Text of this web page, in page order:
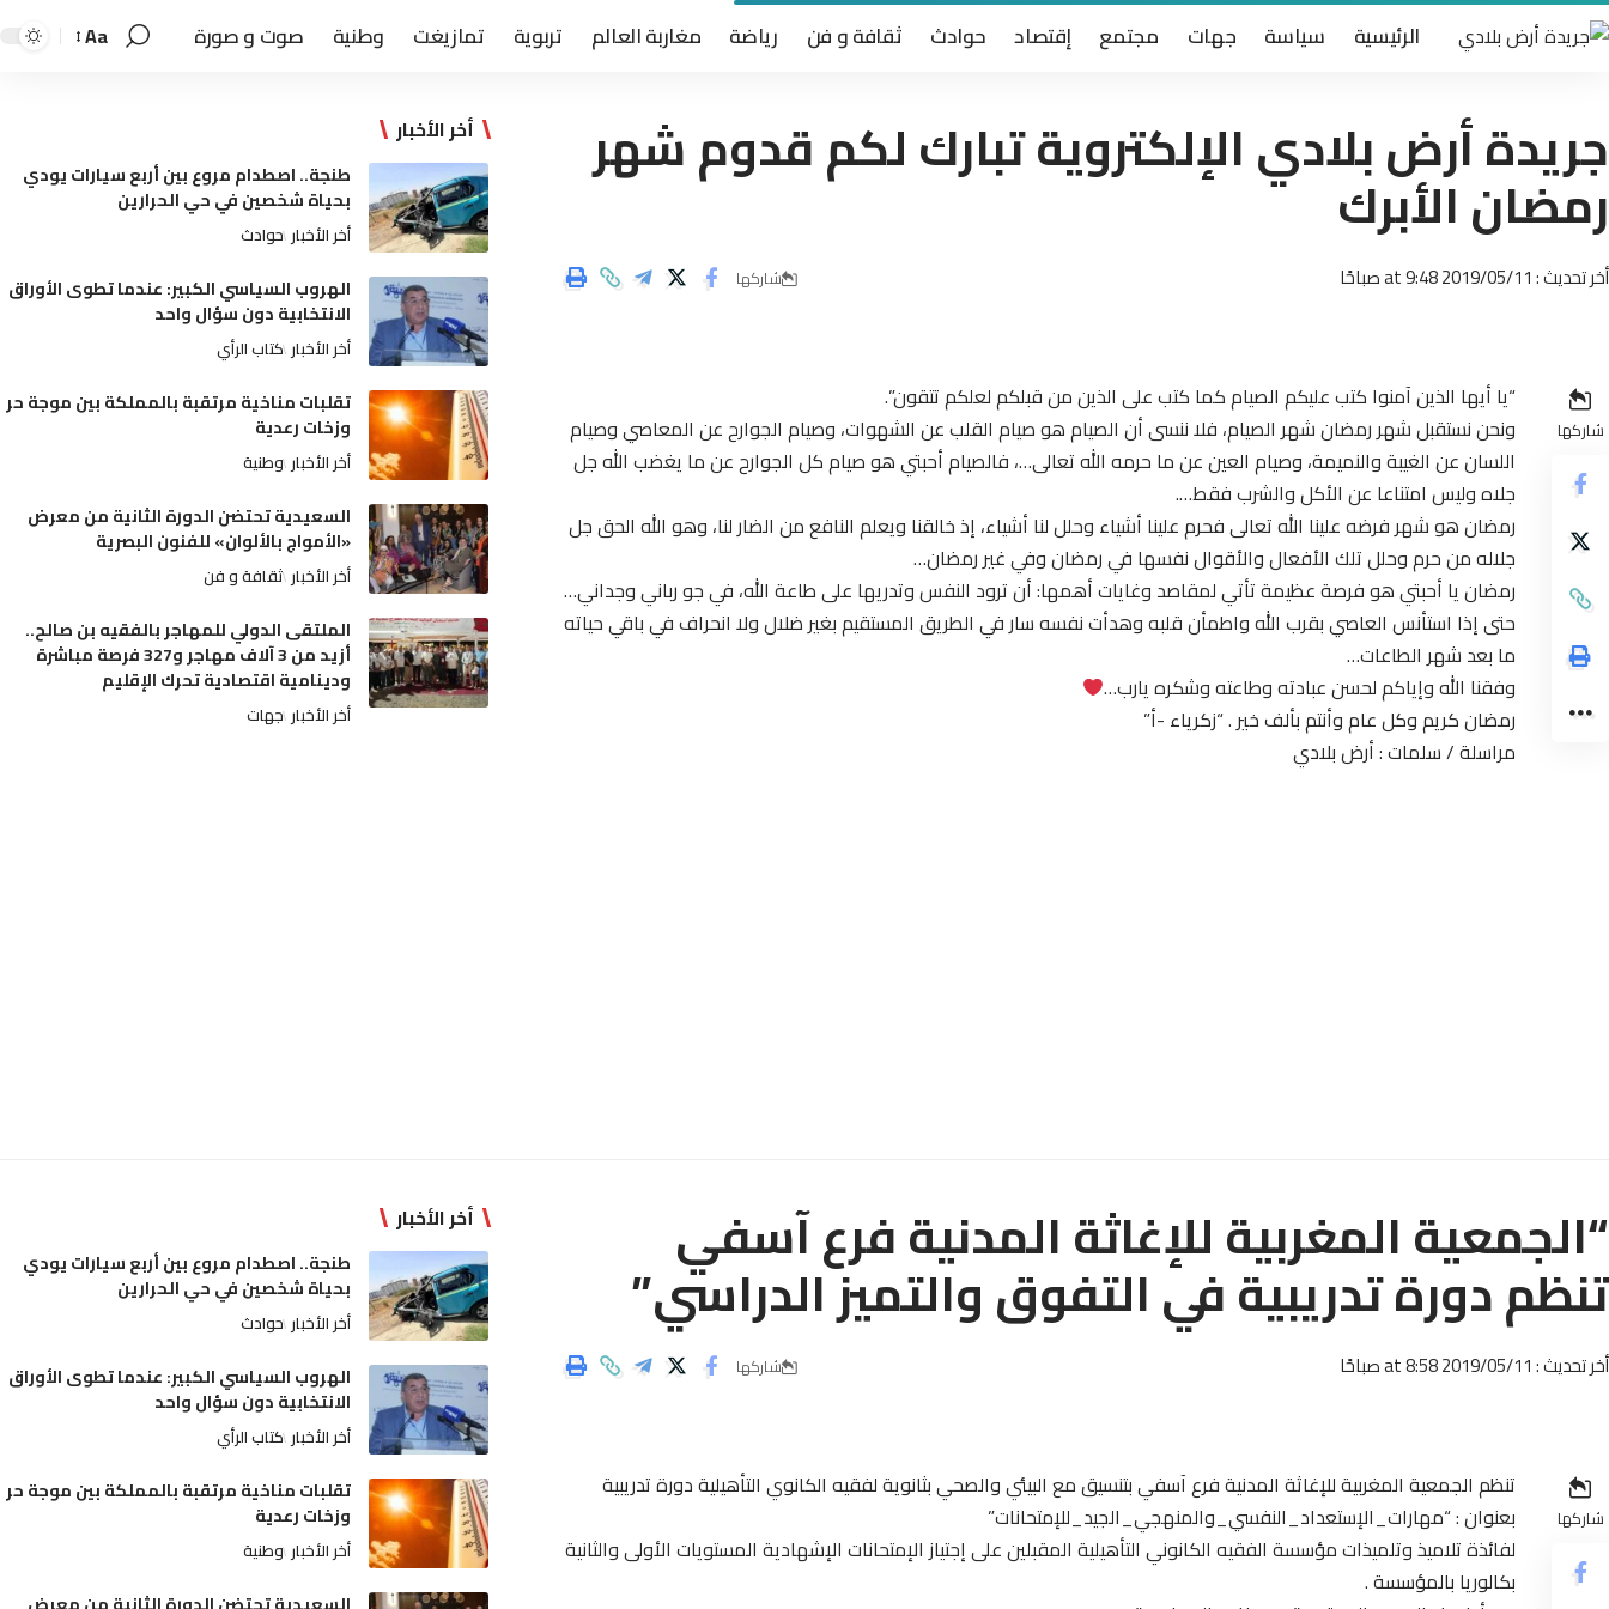
الرئيسية سياسة جهات مجتمع إقتصاد حوادث ثقافة و فن رياضة مغاربة العالم تربوية تمازيغت وطنية صوت و صورة Aa
جريدة أرض بلادي الإلكتروية تبارك لكم قدوم شهر
رمضان الأبرك
أخر تحديث : 2019/05/11 at 9:48 صباحًا شاركها
شاركها
“يا أيها الذين آمنوا كتب عليكم الصيام كما كتب على الذين من قبلكم لعلكم تتقون”.
ونحن نستقبل شهر رمضان شهر الصيام، فلا ننسى أن الصيام هو صيام القلب عن الشهوات، وصيام الجوارح عن المعاصي وصيام
اللسان عن الغيبة والنميمة، وصيام العين عن ما حرمه الله تعالى…، فالصيام أحبتي هو صيام كل الجوارح عن ما يغضب الله جل
جلاه وليس امتناعا عن الأكل والشرب فقط….
رمضان هو شهر فرضه علينا الله تعالى فحرم علينا أشياء وحلل لنا أشياء، إذ خالقنا ويعلم النافع من الضار لنا، وهو الله الحق جل
جلاله من حرم وحلل تلك الأفعال والأقوال نفسها في رمضان وفي غير رمضان…
رمضان يا أحبتي هو فرصة عظيمة تأتي لمقاصد وغايات أهمها: أن ترود النفس وتدريها على طاعة الله، في جو رباني وجداني…
حتى إذا استأنس العاصي بقرب الله واطمأن قلبه وهدأت نفسه سار في الطريق المستقيم بغير ضلال ولا انحراف في باقي حياته
ما بعد شهر الطاعات…
وفقنا الله وإياكم لحسن عبادته وطاعته وشكره يارب…
رمضان كريم وكل عام وأنتم بألف خير . “زكرياء -أ”
مراسلة / سلمات : أرض بلادي
أخر الأخبار
طنجة.. اصطدام مروع بين أربع سيارات يودي
بحياة شخصين في حي الحرارين
أخر الأخبار حوادث
الهروب السياسي الكبير: عندما تطوى الأوراق
الانتخابية دون سؤال واحد
أخر الأخبار كتاب الرأي
تقلبات مناخية مرتقبة بالمملكة بين موجة حر
وزخات رعدية
أخر الأخبار وطنية
السعيدية تحتضن الدورة الثانية من معرض
«الأمواج بالألوان» للفنون البصرية
أخر الأخبار ثقافة و فن
الملتقى الدولي للمهاجر بالفقيه بن صالح..
أزيد من 3 آلاف مهاجر و327 فرصة مباشرة
ودينامية اقتصادية تحرك الإقليم
أخر الأخبار جهات
“الجمعية المغربية للإغاثة المدنية فرع آسفي
تنظم دورة تدريبية في التفوق والتميز الدراسي”
أخر تحديث : 2019/05/11 at 8:58 صباحًا شاركها
شاركها
تنظم الجمعية المغربية للإغاثة المدنية فرع آسفي بتنسيق مع البيئي والصحي بثانوية لفقيه الكانوي التأهيلية دورة تدريبية
بعنوان : “مهارات_الإستعداد_النفسي_والمنهجي_الجيد_للإمتحانات”
لفائذة تلاميذ وتلميذات مؤسسة الفقيه الكانوني التأهيلية المقبلين على إجتياز الإمتحانات الإشهادية المستويات الأولى والثانية
بكالوريا بالمؤسسة .
أخر الأخبار
طنجة.. اصطدام مروع بين أربع سيارات يودي
بحياة شخصين في حي الحرارين
أخر الأخبار حوادث
الهروب السياسي الكبير: عندما تطوى الأوراق
الانتخابية دون سؤال واحد
أخر الأخبار كتاب الرأي
تقلبات مناخية مرتقبة بالمملكة بين موجة حر
وزخات رعدية
أخر الأخبار وطنية